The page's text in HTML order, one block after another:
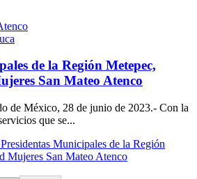
de la Región Metepec,
San Mateo Atenco
de México, 28 de junio de 2023.- Con la
que se...
Municipales de la Región
Mujeres San Mateo Atenco